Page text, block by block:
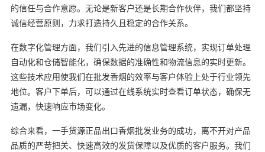
的信任与合作意愿。无论是新客户还是长期合作伙伴，我们都坚持
诚信经营原则，力求打造持久且稳定的合作关系。
在数字化管理方面，我们引入先进的信息管理系统，实现订单处理
自动化和仓储智能化，确保数据的准确性和物流信息的实时更新。
这些技术应用使我们在批发香烟的效率与客户体验上处于行业领先
地位。客户下单后，可以通过在线系统实时查看订单状态，确保无
遗漏，快速响应市场变化。
综合来看，一手货源正品出口香烟批发业务的成功，离不开对产品
品质的严苛把关、快速高效的发货保障以及优质的客户服务。我们